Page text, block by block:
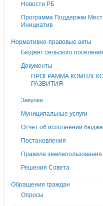
Новости РБ
Программа Поддержки
Инициатив
Нормативно-правовые акты
Бюджет сельского
Документы
ПРОГРАММА
РАЗВИТИЯ
Закупки
Муниципальные услуги
Отчет об исполнении
Постановления
Правила землепользования
Решения Совета
Обращения граждан
Опросы